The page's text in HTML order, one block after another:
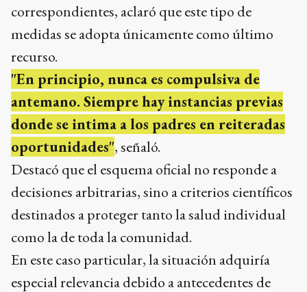
correspondientes, aclaró que este tipo de
medidas se adopta únicamente como último
recurso.
"En principio, nunca es compulsiva de
antemano. Siempre hay instancias previas
donde se intima a los padres en reiteradas
oportunidades", señaló.
Destacó que el esquema oficial no responde a
decisiones arbitrarias, sino a criterios científicos
destinados a proteger tanto la salud individual
como la de toda la comunidad.
En este caso particular, la situación adquiría
especial relevancia debido a antecedentes de